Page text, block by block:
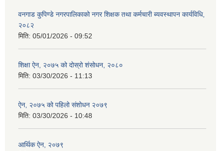
वनगाड कुपिण्डे नगरपालिकाको नगर शिक्षक तथा कर्मचारी ब्यवस्थापन कार्यविधि,
२०८२
मिति: 05/01/2026 - 09:52
शिक्षा ऐन, २०७५ को दोस्रो शंसोधन, २०८०
मिति: 03/30/2026 - 11:13
ऐन, २०७५ को पहिलो संशोधन २०७९
मिति: 03/30/2026 - 10:48
आर्थिक ऐन, २०७९